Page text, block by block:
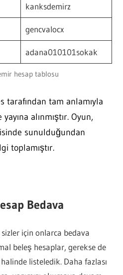
kanksdemirz
gencvalocx
adana010101sokak
hesap tablosu
tarafından tam anlamıyla
alınmıştır. Oyun,
sunulduğundan
toplamıştır.
Bedava
için onlarca bedava
beleş hesaplar, gerekse de
listeledik. Daha fazlası